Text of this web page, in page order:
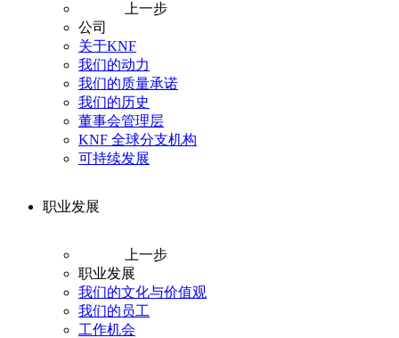
上一步
公司
关于KNF
我们的动力
我们的质量承诺
我们的历史
董事会管理层
KNF 全球分支机构
可持续发展
职业发展
上一步
职业发展
我们的文化与价值观
我们的员工
工作机会